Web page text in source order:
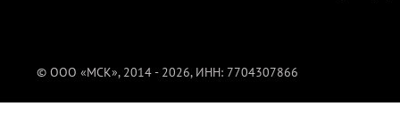
© ООО «МСК», 2014 - 2026, ИНН: 7704307866